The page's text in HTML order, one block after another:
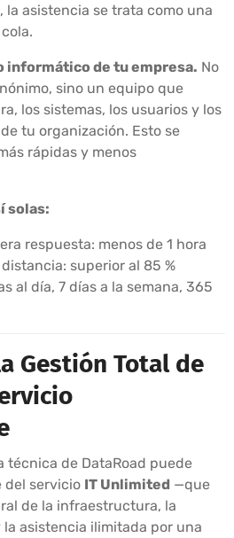
la asistencia se trata como una
informático de tu empresa. No
sino un equipo que
los sistemas, los usuarios y los
tu organización. Esto se
rápidas y menos
solas:
respuesta: menos de 1 hora
superior al 85 %
al día, 7 días a la semana, 365
Gestión Total de
técnica de DataRoad puede
del servicio IT Unlimited —que
de la infraestructura, la
asistencia ilimitada por una